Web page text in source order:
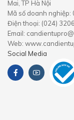
Mai, TP Hà Nội
Mã số doanh
Điện thoại: (024)
Email:
Web:
Social Media